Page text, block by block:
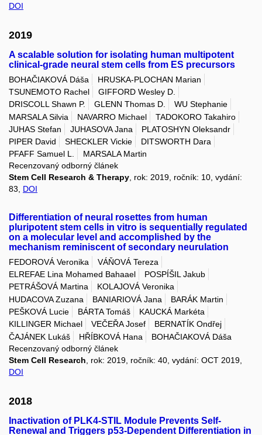
DOI
2019
A scalable solution for isolating human multipotent
clinical-grade neural stem cells from ES precursors
BOHAČIAKOVÁ Dáša
HRUSKA-PLOCHAN Marian
TSUNEMOTO Rachel
GIFFORD Wesley D.
DRISCOLL Shawn P.
GLENN Thomas D.
WU Stephanie
MARSALA Silvia
NAVARRO Michael
TADOKORO Takahiro
JUHAS Stefan
JUHASOVA Jana
PLATOSHYN Oleksandr
PIPER David
SHECKLER Vickie
DITSWORTH Dara
PFAFF Samuel L.
MARSALA Martin
Recenzovaný odborný článek
Stem Cell Research & Therapy, rok: 2019, ročník: 10, vydání:
83, DOI
Differentiation of neural rosettes from human
pluripotent stem cells in vitro is sequentially regulated
on a molecular level and accomplished by the
mechanism reminiscent of secondary neurulation
FEDOROVÁ Veronika
VÁŇOVÁ Tereza
ELREFAE Lina Mohamed Bahaael
POSPÍŠIL Jakub
PETRÁŠOVÁ Martina
KOLAJOVÁ Veronika
HUDACOVA Zuzana
BANIARIOVÁ Jana
BARÁK Martin
PEŠKOVÁ Lucie
BÁRTA Tomáš
KAUCKÁ Markéta
KILLINGER Michael
VEČEŘA Josef
BERNATÍK Ondřej
ČAJÁNEK Lukáš
HŘÍBKOVÁ Hana
BOHAČIAKOVÁ Dáša
Recenzovaný odborný článek
Stem Cell Research , rok: 2019, ročník: 40, vydání: OCT 2019,
DOI
2018
Inactivation of PLK4-STIL Module Prevents Self-
Renewal and Triggers p53-Dependent Differentiation in